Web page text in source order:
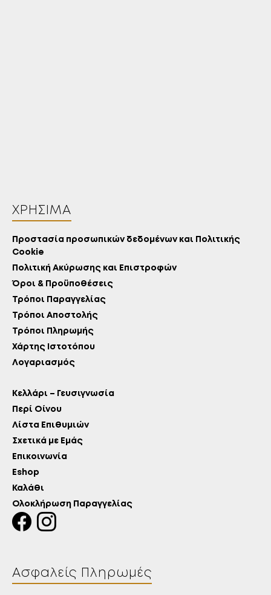
ΧΡΉΣΙΜΑ
Προστασία προσωπικών δεδομένων και Πολιτικής
Cookie
Πολιτική Ακύρωσης και Επιστροφών
Όροι & Προϋποθέσεις
Τρόποι Παραγγελίας
Τρόποι Αποστολής
Τρόποι Πληρωμής
Χάρτης Ιστοτόπου
Λογαριασμός
Κελλάρι – Γευσιγνωσία
Περί Οίνου
Λίστα Επιθυμιών
Σχετικά με Εμάς
Επικοινωνία
Eshop
Καλάθι
Ολοκλήρωση Παραγγελίας
Ασφαλείς Πληρωμές